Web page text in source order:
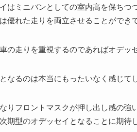
はミニバンとしての室内高を保ち
優れた走りを両立させることができ
の走りを重視するのであればオデッ
なるのは本当にもったいなく感じて
りフロントマスクが押し出し感の強
期型のオデッセイとなることに期待